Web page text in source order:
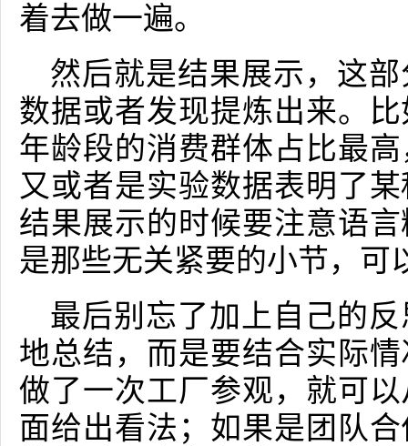
着去做一遍。
然后就是结果展示，这
数据或者发现提炼出来。
年龄段的消费群体占比最
又或者是实验数据表明了
结果展示的时候要注意语
是那些无关紧要的小节，可
最后别忘了加上自己的
地总结，而是要结合实际
做了一次工厂参观，就可
面给出看法；如果是团队